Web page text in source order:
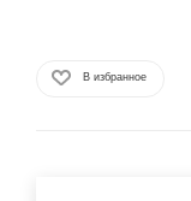
В избранное